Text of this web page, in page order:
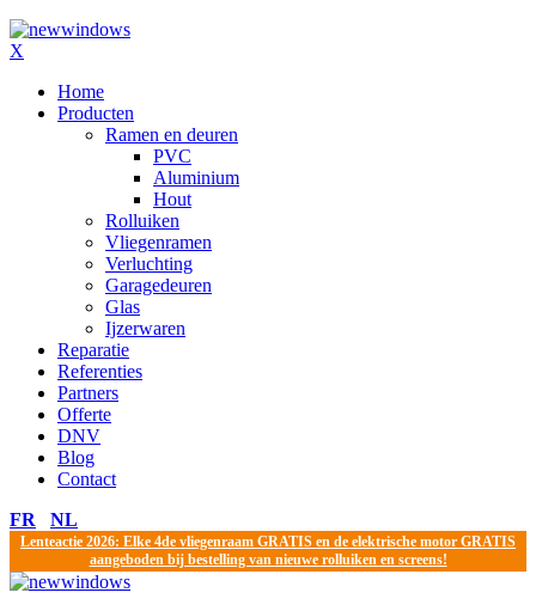
X
Home
Producten
Ramen en deuren
PVC
Aluminium
Hout
Rolluiken
Vliegenramen
Verluchting
Garagedeuren
Glas
Ijzerwaren
Reparatie
Referenties
Partners
Offerte
DNV
Blog
Contact
FR
NL
Lenteactie 2026: Elke 4de vliegenraam GRATIS en de elektrische motor GRATIS
aangeboden bij bestelling van nieuwe rolluiken en screens!